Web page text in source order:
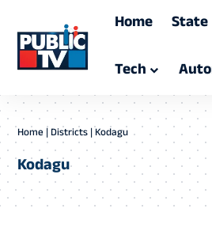
Home State
Tech
Home |Districts|Kodagu
Kodagu